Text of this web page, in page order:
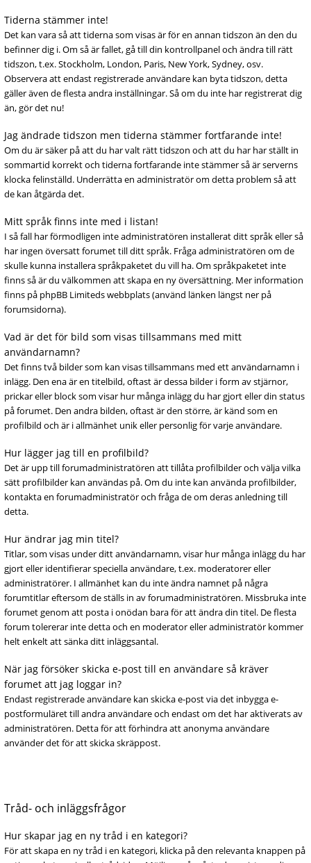
Tiderna stämmer inte!
Det kan vara så att tiderna som visas är för en annan tidszon än den du
befinner dig i. Om så är fallet, gå till din kontrollpanel och ändra till rätt
tidszon, t.ex. Stockholm, London, Paris, New York, Sydney, osv.
Observera att endast registrerade användare kan byta tidszon, detta
gäller även de flesta andra inställningar. Så om du inte har registrerat dig
än, gör det nu!
Jag ändrade tidszon men tiderna stämmer fortfarande inte!
Om du är säker på att du har valt rätt tidszon och att du har har ställt in
sommartid korrekt och tiderna fortfarande inte stämmer så är serverns
klocka felinställd. Underrätta en administratör om detta problem så att
de kan åtgärda det.
Mitt språk finns inte med i listan!
I så fall har förmodligen inte administratören installerat ditt språk eller så
har ingen översatt forumet till ditt språk. Fråga administratören om de
skulle kunna installera språkpaketet du vill ha. Om språkpaketet inte
finns så är du välkommen att skapa en ny översättning. Mer information
finns på phpBB Limiteds webbplats (använd länken längst ner på
forumsidorna).
Vad är det för bild som visas tillsammans med mitt
användarnamn?
Det finns två bilder som kan visas tillsammans med ett användarnamn i
inlägg. Den ena är en titelbild, oftast är dessa bilder i form av stjärnor,
prickar eller block som visar hur många inlägg du har gjort eller din status
på forumet. Den andra bilden, oftast är den större, är känd som en
profilbild och är i allmänhet unik eller personlig för varje användare.
Hur lägger jag till en profilbild?
Det är upp till forumadministratören att tillåta profilbilder och välja vilka
sätt profilbilder kan användas på. Om du inte kan använda profilbilder,
kontakta en forumadministratör och fråga de om deras anledning till
detta.
Hur ändrar jag min titel?
Titlar, som visas under ditt användarnamn, visar hur många inlägg du har
gjort eller identifierar speciella användare, t.ex. moderatorer eller
administratörer. I allmänhet kan du inte ändra namnet på några
forumtitlar eftersom de ställs in av forumadministratören. Missbruka inte
forumet genom att posta i onödan bara för att ändra din titel. De flesta
forum tolererar inte detta och en moderator eller administratör kommer
helt enkelt att sänka ditt inläggsantal.
När jag försöker skicka e-post till en användare så kräver
forumet att jag loggar in?
Endast registrerade användare kan skicka e-post via det inbygga e-
postformuläret till andra användare och endast om det har aktiverats av
administratören. Detta för att förhindra att anonyma användare
använder det för att skicka skräppost.
Tråd- och inläggsfrågor
Hur skapar jag en ny tråd i en kategori?
För att skapa en ny tråd i en kategori, klicka på den relevanta knappen på